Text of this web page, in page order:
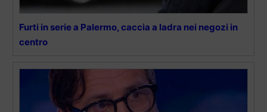
Furti in serie a Palermo, caccia a ladra nei negozi in
centro